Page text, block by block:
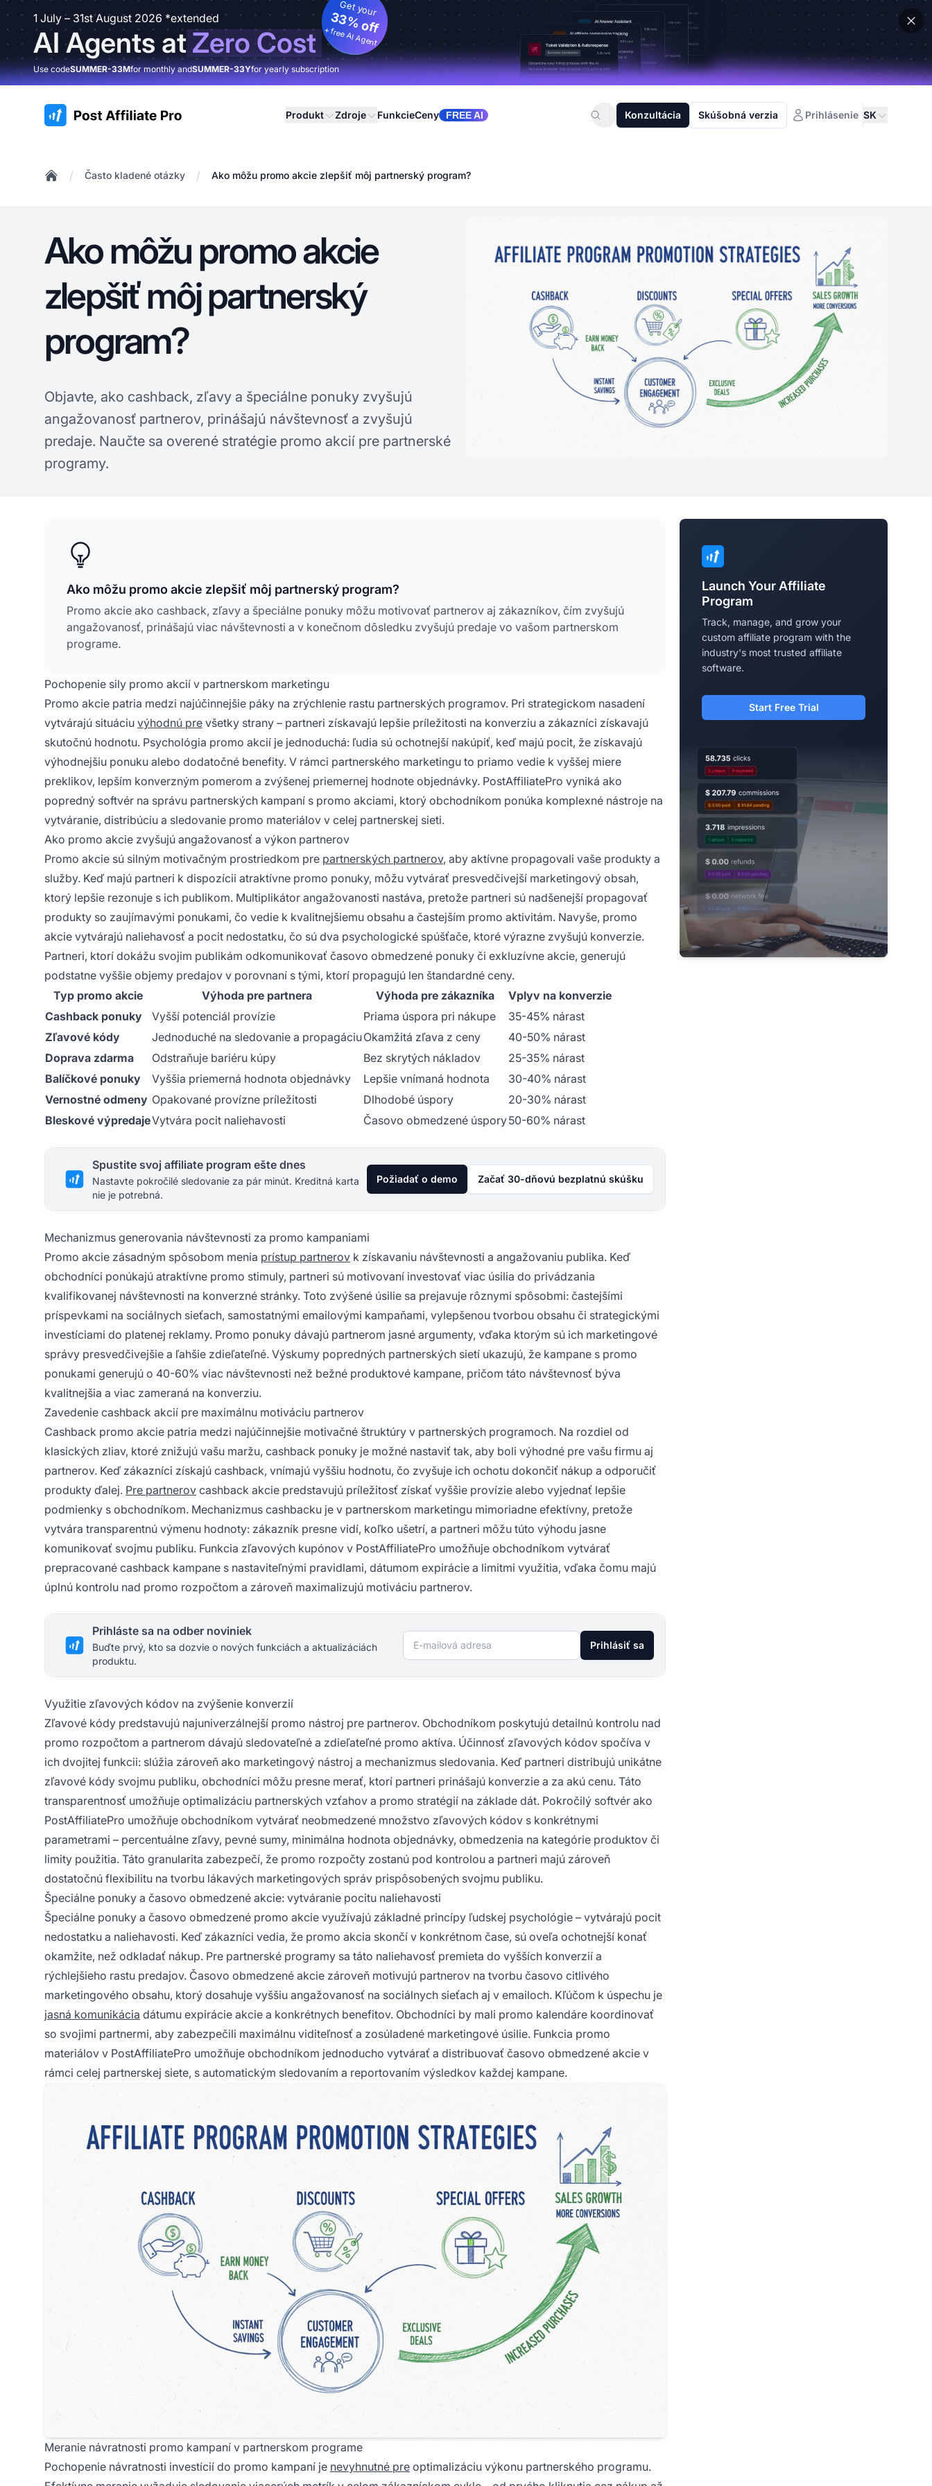
1 July – 31st August 2026 *extended
AI Agents atZero Cost
Get your
33% off
+ free AI Agent
Use codeSUMMER-33Mfor monthly andSUMMER-33Yfor yearly subscription
:site.title Produkt Zdroje FunkcieCeny FREE AI Konzultácia Skúšobná verzia Prihlásenie SK
/ Často kladené otázky / Ako môžu promo akcie zlepšiť môj partnerský program?
Ako môžu promo akcie
zlepšiť môj partnerský
program?
Objavte, ako cashback, zľavy a špeciálne ponuky zvyšujú
angažovanosť partnerov, prinášajú návštevnosť a zvyšujú
predaje. Naučte sa overené stratégie promo akcií pre partnerské
programy.
Ako môžu promo akcie zlepšiť môj partnerský program?
Promo akcie ako cashback, zľavy a špeciálne ponuky môžu motivovať partnerov aj zákazníkov, čím zvyšujú
angažovanosť, prinášajú viac návštevnosti a v konečnom dôsledku zvyšujú predaje vo vašom partnerskom
programe.
Pochopenie sily promo akcií v partnerskom marketingu
Promo akcie patria medzi najúčinnejšie páky na zrýchlenie rastu partnerských programov. Pri strategickom nasadení
vytvárajú situáciu výhodnú pre všetky strany – partneri získavajú lepšie príležitosti na konverziu a zákazníci získavajú
skutočnú hodnotu. Psychológia promo akcií je jednoduchá: ľudia sú ochotnejší nakúpiť, keď majú pocit, že získavajú
výhodnejšiu ponuku alebo dodatočné benefity. V rámci partnerského marketingu to priamo vedie k vyššej miere
preklikov, lepším konverzným pomerom a zvýšenej priemernej hodnote objednávky. PostAffiliatePro vyniká ako
popredný softvér na správu partnerských kampaní s promo akciami, ktorý obchodníkom ponúka komplexné nástroje na
vytváranie, distribúciu a sledovanie promo materiálov v celej partnerskej sieti.
Ako promo akcie zvyšujú angažovanosť a výkon partnerov
Promo akcie sú silným motivačným prostriedkom pre partnerských partnerov, aby aktívne propagovali vaše produkty a
služby. Keď majú partneri k dispozícii atraktívne promo ponuky, môžu vytvárať presvedčivejší marketingový obsah,
ktorý lepšie rezonuje s ich publikom. Multiplikátor angažovanosti nastáva, pretože partneri sú nadšenejší propagovať
produkty so zaujímavými ponukami, čo vedie k kvalitnejšiemu obsahu a častejším promo aktivitám. Navyše, promo
akcie vytvárajú naliehavosť a pocit nedostatku, čo sú dva psychologické spúšťače, ktoré výrazne zvyšujú konverzie.
Partneri, ktorí dokážu svojim publikám odkomunikovať časovo obmedzené ponuky či exkluzívne akcie, generujú
podstatne vyššie objemy predajov v porovnaní s tými, ktorí propagujú len štandardné ceny.
Typ promo akcie
Výhoda pre partnera Výhoda pre zákazníka
Vplyv na konverzie
Cashback ponuky
Vyšší potenciál provízie Priama úspora pri nákupe
35-45% nárast
Zľavové kódy
Jednoduché na sledovanie a propagáciuOkamžitá zľava z ceny
40-50% nárast
Doprava zdarma
Odstraňuje bariéru kúpy Bez skrytých nákladov
25-35% nárast
Balíčkové ponuky
Vyššia priemerná hodnota objednávky Lepšie vnímaná hodnota
30-40% nárast
Vernostné odmeny Opakované provízne príležitosti Dlhodobé úspory
20-30% nárast
Bleskové výpredajeVytvára pocit naliehavosti Časovo obmedzené úspory50-60% nárast
Spustite svoj affiliate program ešte dnes
Nastavte pokročilé sledovanie za pár minút. Kreditná karta
nie je potrebná.
Požiadať o demo Začať 30-dňovú bezplatnú skúšku
Mechanizmus generovania návštevnosti za promo kampaniami
Promo akcie zásadným spôsobom menia prístup partnerov k získavaniu návštevnosti a angažovaniu publika. Keď
obchodníci ponúkajú atraktívne promo stimuly, partneri sú motivovaní investovať viac úsilia do privádzania
kvalifikovanej návštevnosti na konverzné stránky. Toto zvýšené úsilie sa prejavuje rôznymi spôsobmi: častejšími
príspevkami na sociálnych sieťach, samostatnými emailovými kampaňami, vylepšenou tvorbou obsahu či strategickými
investíciami do platenej reklamy. Promo ponuky dávajú partnerom jasné argumenty, vďaka ktorým sú ich marketingové
správy presvedčivejšie a ľahšie zdieľateľné. Výskumy popredných partnerských sietí ukazujú, že kampane s promo
ponukami generujú o 40-60% viac návštevnosti než bežné produktové kampane, pričom táto návštevnosť býva
kvalitnejšia a viac zameraná na konverziu.
Zavedenie cashback akcií pre maximálnu motiváciu partnerov
Cashback promo akcie patria medzi najúčinnejšie motivačné štruktúry v partnerských programoch. Na rozdiel od
klasických zliav, ktoré znižujú vašu maržu, cashback ponuky je možné nastaviť tak, aby boli výhodné pre vašu firmu aj
partnerov. Keď zákazníci získajú cashback, vnímajú vyššiu hodnotu, čo zvyšuje ich ochotu dokončiť nákup a odporučiť
produkty ďalej. Pre partnerov cashback akcie predstavujú príležitosť získať vyššie provízie alebo vyjednať lepšie
podmienky s obchodníkom. Mechanizmus cashbacku je v partnerskom marketingu mimoriadne efektívny, pretože
vytvára transparentnú výmenu hodnoty: zákazník presne vidí, koľko ušetrí, a partneri môžu túto výhodu jasne
komunikovať svojmu publiku. Funkcia zľavových kupónov v PostAffiliatePro umožňuje obchodníkom vytvárať
prepracované cashback kampane s nastaviteľnými pravidlami, dátumom expirácie a limitmi využitia, vďaka čomu majú
úplnú kontrolu nad promo rozpočtom a zároveň maximalizujú motiváciu partnerov.
Prihláste sa na odber noviniek
Buďte prvý, kto sa dozvie o nových funkciách a aktualizáciách
produktu.
E-mailová adresa Prihlásiť sa
Využitie zľavových kódov na zvýšenie konverzií
Zľavové kódy predstavujú najuniverzálnejší promo nástroj pre partnerov. Obchodníkom poskytujú detailnú kontrolu nad
promo rozpočtom a partnerom dávajú sledovateľné a zdieľateľné promo aktíva. Účinnosť zľavových kódov spočíva v
ich dvojitej funkcii: slúžia zároveň ako marketingový nástroj a mechanizmus sledovania. Keď partneri distribujú unikátne
zľavové kódy svojmu publiku, obchodníci môžu presne merať, ktorí partneri prinášajú konverzie a za akú cenu. Táto
transparentnosť umožňuje optimalizáciu partnerských vzťahov a promo stratégií na základe dát. Pokročilý softvér ako
PostAffiliatePro umožňuje obchodníkom vytvárať neobmedzené množstvo zľavových kódov s konkrétnymi
parametrami – percentuálne zľavy, pevné sumy, minimálna hodnota objednávky, obmedzenia na kategórie produktov či
limity použitia. Táto granularita zabezpečí, že promo rozpočty zostanú pod kontrolou a partneri majú zároveň
dostatočnú flexibilitu na tvorbu lákavých marketingových správ prispôsobených svojmu publiku.
Špeciálne ponuky a časovo obmedzené akcie: vytváranie pocitu naliehavosti
Špeciálne ponuky a časovo obmedzené promo akcie využívajú základné princípy ľudskej psychológie – vytvárajú pocit
nedostatku a naliehavosti. Keď zákazníci vedia, že promo akcia skončí v konkrétnom čase, sú oveľa ochotnejší konať
okamžite, než odkladať nákup. Pre partnerské programy sa táto naliehavosť premieta do vyšších konverzií a
rýchlejšieho rastu predajov. Časovo obmedzené akcie zároveň motivujú partnerov na tvorbu časovo citlivého
marketingového obsahu, ktorý dosahuje vyššiu angažovanosť na sociálnych sieťach aj v emailoch. Kľúčom k úspechu je
jasná komunikácia dátumu expirácie akcie a konkrétnych benefitov. Obchodníci by mali promo kalendáre koordinovať
so svojimi partnermi, aby zabezpečili maximálnu viditeľnosť a zosúladené marketingové úsilie. Funkcia promo
materiálov v PostAffiliatePro umožňuje obchodníkom jednoducho vytvárať a distribuovať časovo obmedzené akcie v
rámci celej partnerskej siete, s automatickým sledovaním a reportovaním výsledkov každej kampane.
Meranie návratnosti promo kampaní v partnerskom programe
Pochopenie návratnosti investícií do promo kampaní je nevyhnutné pre optimalizáciu výkonu partnerského programu.
Launch Your Affiliate
Program
Track, manage, and grow your
custom affiliate program with the
industry's most trusted affiliate
software.
Start Free Trial